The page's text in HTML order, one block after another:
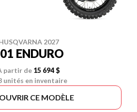
2027
ENDURO
partir de 15 694 $
unités en inventaire
CE MODÈLE